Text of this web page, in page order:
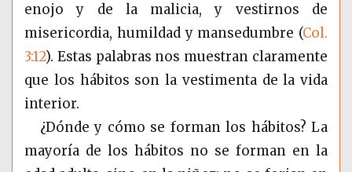
enojo y de la malicia, y vestirnos de
misericordia, humildad y mansedumbre (Col.
3:12). Estas palabras nos muestran claramente
que los hábitos son la vestimenta de la vida
interior.
¿Dónde y cómo se forman los hábitos? La
mayoría de los hábitos no se forman en la